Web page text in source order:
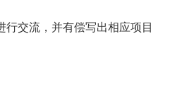
行交流，并有偿写出相应项目